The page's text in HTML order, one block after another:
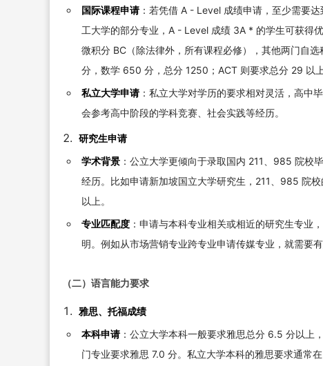
国际课程申请：若凭借 A - Level 成绩申请，至少需要
工大学的部分专业，A - Level 成绩 3A * 的学生可获得
微积分 BC（除法律外，所有课程必修），其他两门自
分，数学 650 分，总分 1250；ACT 则要求总分 29 以
私立大学申请：私立大学对学历的要求相对灵活，高中
会参考高中阶段的学科竞赛、社会实践等经历。
研究生申请
学术背景：公立大学更倾向于录取国内 211、985 院校
经历。比如申请新加坡国立大学研究生，211、985 院
以上。
专业匹配度：申请与本科专业相关或相近的研究生专业
明。例如从市场营销专业跨专业申请传媒专业，就需要
（二）语言能力要求
雅思、托福成绩
本科申请：公立大学本科一般要求雅思总分 6.5 分以上
门专业要求雅思 7.0 分。私立大学本科的雅思要求通常